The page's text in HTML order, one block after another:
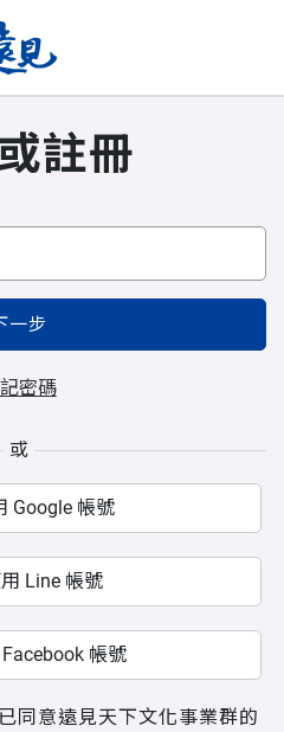
註冊
一步
密碼
或
Google 帳號
Line 帳號
帳號
同意遠見天下文化事業群的